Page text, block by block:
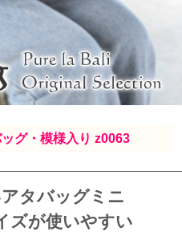
グ・模様入り z0063
タバッグミニ
ズが使いやすい